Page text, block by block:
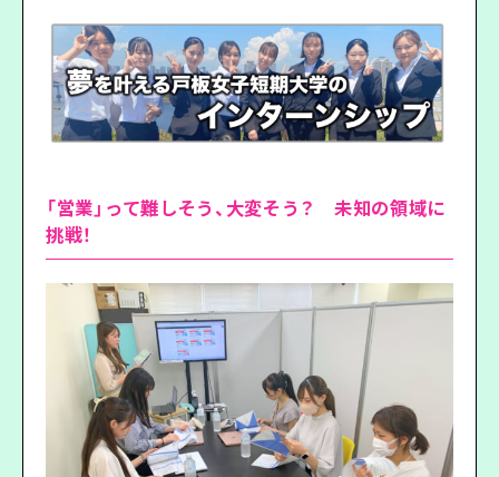
「営業」って難しそう、大変そう？ 未知の領域に
挑戦！